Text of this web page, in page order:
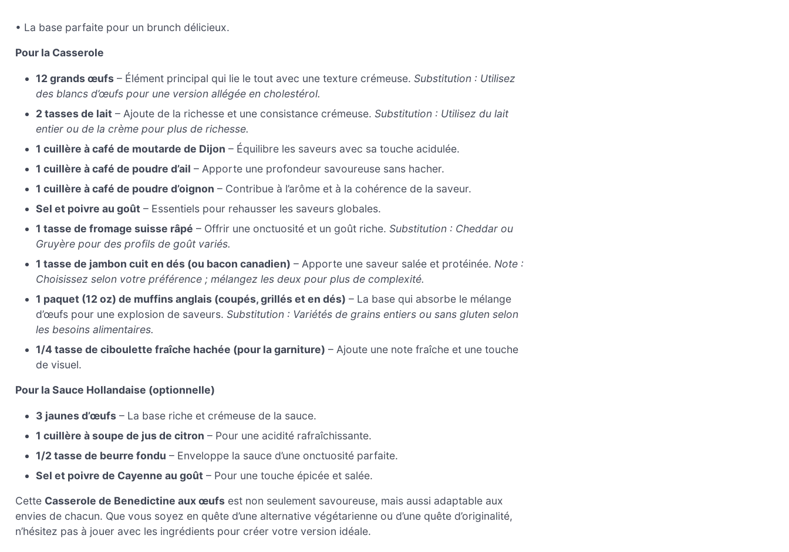
• La base parfaite pour un brunch délicieux.
Pour la Casserole
12 grands œufs – Élément principal qui lie le tout avec une texture crémeuse.Substitution : Utilisez
des blancs d’œufs pour une version allégée en cholestérol.
2 tasses de lait – Ajoute de la richesse et une consistance crémeuse.Substitution : Utilisez du lait
entier ou de la crème pour plus de richesse.
1 cuillère à café de moutarde de Dijon – Équilibre les saveurs avec sa touche acidulée.
1 cuillère à café de poudre d’ail – Apporte une profondeur savoureuse sans hacher.
1 cuillère à café de poudre d’oignon – Contribue à l’arôme et à la cohérence de la saveur.
Sel et poivre au goût – Essentiels pour rehausser les saveurs globales.
1 tasse de fromage suisse râpé – Offrir une onctuosité et un goût riche.Substitution : Cheddar ou
Gruyère pour des profils de goût variés.
1 tasse de jambon cuit en dés (ou bacon canadien) – Apporte une saveur salée et protéinée. Note :
Choisissez selon votre préférence ; mélangez les deux pour plus de complexité.
1 paquet (12 oz) de muffins anglais (coupés, grillés et en dés) – La base qui absorbe le mélange
d’œufs pour une explosion de saveurs.Substitution : Variétés de grains entiers ou sans gluten selon
les besoins alimentaires.
1/4 tasse de ciboulette fraîche hachée (pour la garniture) – Ajoute une note fraîche et une touche
de visuel.
Pour la Sauce Hollandaise (optionnelle)
3 jaunes d’œufs – La base riche et crémeuse de la sauce.
1 cuillère à soupe de jus de citron – Pour une acidité rafraîchissante.
1/2 tasse de beurre fondu – Enveloppe la sauce d’une onctuosité parfaite.
Sel et poivre de Cayenne au goût – Pour une touche épicée et salée.
Cette Casserole de Benedictine aux œufs est non seulement savoureuse, mais aussi adaptable aux
envies de chacun. Que vous soyez en quête d’une alternative végétarienne ou d’une quête d’originalité,
n’hésitez pas à jouer avec les ingrédients pour créer votre version idéale.